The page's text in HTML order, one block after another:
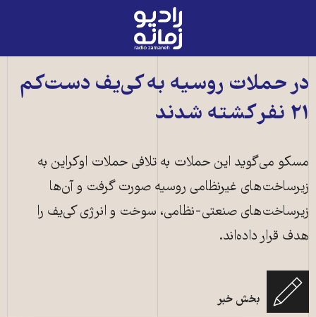
رادیو
زمانه
صفحه
اصلی
در حملات روسیه به کی‌یف دست‌کم
۲۱ نفر کشته شدند
مسکو می‌گوید این حملات به تلافی حملات اوکراین به
زیرساخت‌های غیرنظامی روسیه صورت گرفت و آن‌ها
زیرساخت‌های صنعتی-نظامی، سوخت و انرژی کی‌یف را
هدف قرار داده‌اند.
بخش خبر
از خبرگزاری آناتونلی که در اختیار خبرگزاری فرانسه قرار داده است.